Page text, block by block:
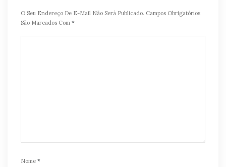
O Seu Endereço De E-Mail Não Será Publicado. Campos Obrigatórios
São Marcados Com *
Nome *